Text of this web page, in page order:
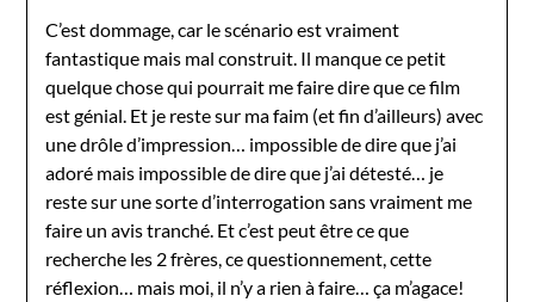
C’est dommage, car le scénario est vraiment
fantastique mais mal construit. Il manque ce petit
quelque chose qui pourrait me faire dire que ce film
est génial. Et je reste sur ma faim (et fin d’ailleurs) avec
une drôle d’impression… impossible de dire que j’ai
adoré mais impossible de dire que j’ai détesté… je
reste sur une sorte d’interrogation sans vraiment me
faire un avis tranché. Et c’est peut être ce que
recherche les 2 frères, ce questionnement, cette
réflexion… mais moi, il n’y a rien à faire… ça m’agace!